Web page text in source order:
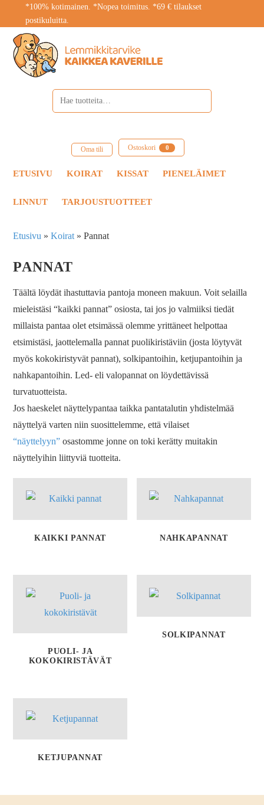
*100% kotimainen. *Nopea toimitus. *69 € tilaukset
postikuluitta.
Oma tili Ostoskori 0
ETUSIVU KOIRAT KISSAT PIENELÄIMET
LINNUT TARJOUSTUOTTEET
Etusivu »Koirat »Pannat
PANNAT
Täältä löydät ihastuttavia pantoja moneen makuun. Voit selailla
mieleistäsi “kaikki pannat” osiosta, tai jos jo valmiiksi tiedät
millaista pantaa olet etsimässä olemme yrittäneet helpottaa
etsimistäsi, jaottelemalla pannat puolikiristäviin (josta löytyvät
myös kokokiristyvät pannat), solkipantoihin, ketjupantoihin ja
nahkapantoihin. Led- eli valopannat on löydettävissä
turvatuotteista.
Jos haeskelet näyttelypantaa taikka pantatalutin yhdistelmää
näyttelyä varten niin suosittelemme, että vilaiset
“näyttelyyn” osastomme jonne on toki kerätty muitakin
näyttelyihin liittyviä tuotteita.
KAIKKI PANNAT NAHKAPANNAT
PUOLI- JA
KOKOKIRISTÄVÄT
SOLKIPANNAT
KETJUPANNAT